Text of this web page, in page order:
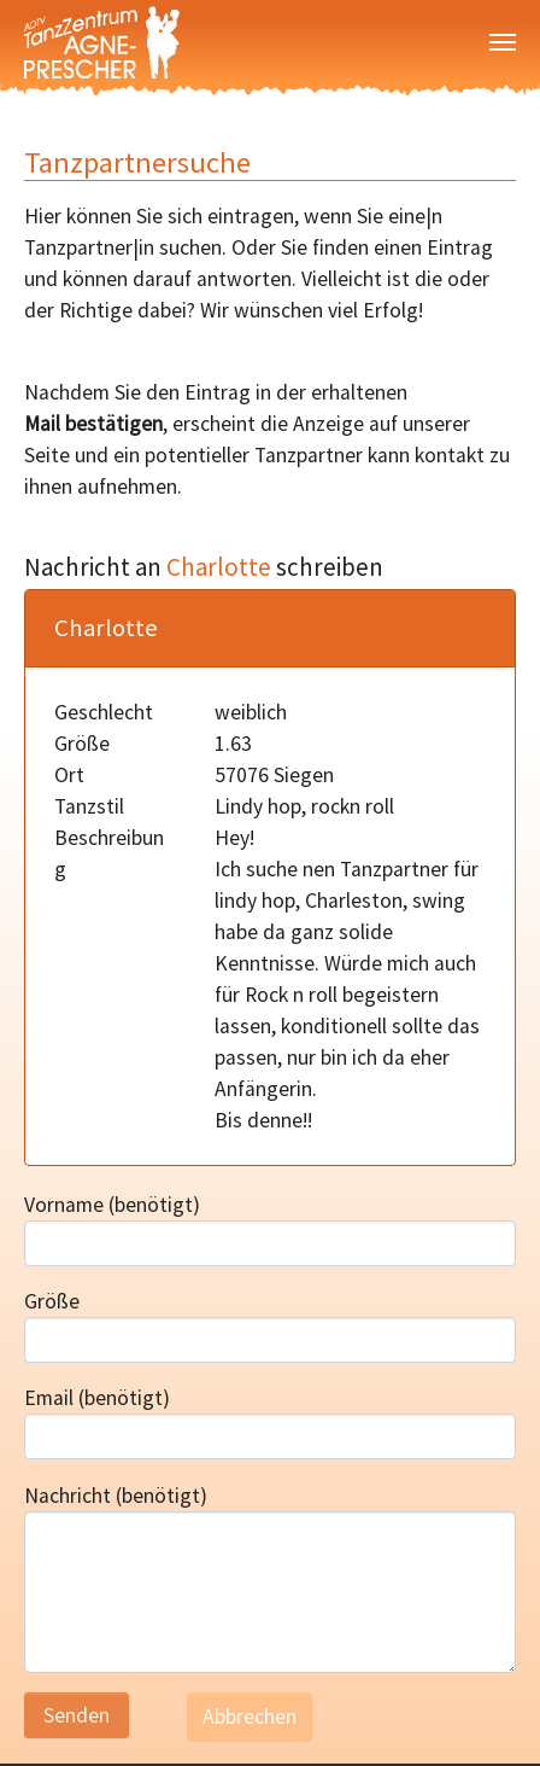
Zum Hauptinhalt springen
Tanzpartnersuche
Hier können Sie sich eintragen, wenn Sie eine|n
Tanzpartner|in suchen. Oder Sie finden einen Eintrag
und können darauf antworten. Vielleicht ist die oder
der Richtige dabei? Wir wünschen viel Erfolg!
Nachdem Sie den Eintrag in der erhaltenen
Mail bestätigen, erscheint die Anzeige auf unserer
Seite und ein potentieller Tanzpartner kann kontakt zu
ihnen aufnehmen.
Nachricht an Charlotteschreiben
Charlotte
Geschlecht
weiblich
Größe
1.63
Ort
57076 Siegen
Tanzstil
Lindy hop, rockn roll
Beschreibun
g
Hey!
Ich suche nen Tanzpartner für
lindy hop, Charleston, swing
habe da ganz solide
Kenntnisse. Würde mich auch
für Rock n roll begeistern
lassen, konditionell sollte das
passen, nur bin ich da eher
Anfängerin.
Bis denne!!
Vorname (benötigt)
Größe
Email (benötigt)
Nachricht (benötigt)
Abbrechen